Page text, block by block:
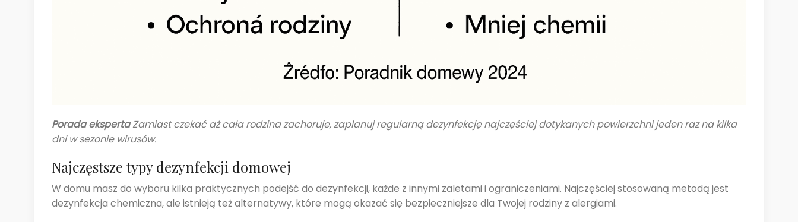
Porada eksperta Zamiast czekać aż cała rodzina zachoruje, zaplanuj regularną dezynfekcję najczęściej dotykanych powierzchni jeden raz na kilka
dni w sezonie wirusów.
Najczęstsze typy dezynfekcji domowej
W domu masz do wyboru kilka praktycznych podejść do dezynfekcji, każde z innymi zaletami i ograniczeniami. Najczęściej stosowaną metodą jest
dezynfekcja chemiczna, ale istnieją też alternatywy, które mogą okazać się bezpieczniejsze dla Twojej rodziny z alergiami.